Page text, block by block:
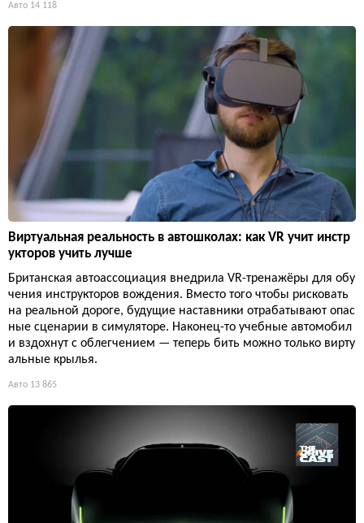
Авто 14 118
Виртуальная реальность в автошколах: как VR учит инстр
укторов учить лучше
Британская автоассоциация внедрила VR-тренажёры для обу
чения инструкторов вождения. Вместо того чтобы рисковать
на реальной дороге, будущие наставники отрабатывают опас
ные сценарии в симуляторе. Наконец-то учебные автомобил
и вздохнут с облегчением — теперь бить можно только вирту
альные крылья.
Авто 13 865